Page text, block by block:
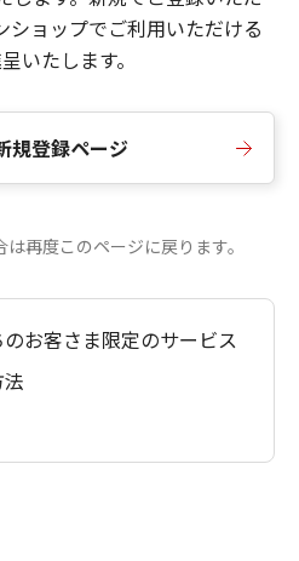
ショップでご利用いただける
いたします。
規登録ページ
再度このページに戻ります。
お客さま限定のサービス